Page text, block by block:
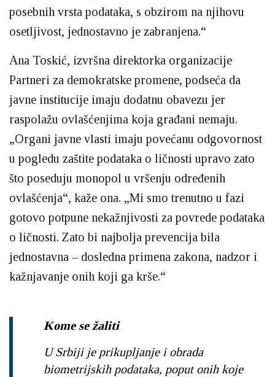
posebnih vrsta podataka, s obzirom na njihovu
osetljivost, jednostavno je zabranjena.“
Ana Toskić, izvršna direktorka organizacije
Partneri za demokratske promene, podseća da
javne institucije imaju dodatnu obavezu jer
raspolažu ovlašćenjima koja građani nemaju.
„Organi javne vlasti imaju povećanu odgovornost
u pogledu zaštite podataka o ličnosti upravo zato
što poseduju monopol u vršenju određenih
ovlašćenja“, kaže ona. „Mi smo trenutno u fazi
gotovo potpune nekažnjivosti za povrede podataka
o ličnosti. Zato bi najbolja prevencija bila
jednostavna – dosledna primena zakona, nadzor i
kažnjavanje onih koji ga krše.“
Kome se žaliti
U Srbiji je prikupljanje i obrada
biometrijskih podataka, poput onih koje